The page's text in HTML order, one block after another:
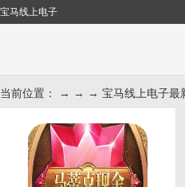
宝马线上电子
当前位置： → → → 宝马线上电子最